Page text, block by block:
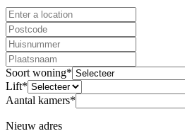
Soort woning*
Lift*
Aantal kamers*
Nieuw adres